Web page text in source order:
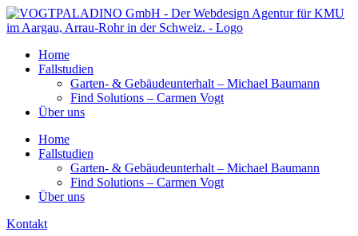
Home
Fallstudien
Garten- & Gebäudeunterhalt – Michael Baumann
Find Solutions – Carmen Vogt
Über uns
Home
Fallstudien
Garten- & Gebäudeunterhalt – Michael Baumann
Find Solutions – Carmen Vogt
Über uns
Kontakt